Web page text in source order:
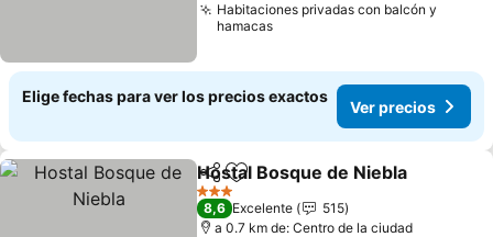
Habitaciones privadas con balcón y
hamacas
Elige fechas para ver los precios exactos
Ver precios
CompartirAgregar a favoritos
Hostal Bosque de Niebla
3 Estrellas
8,6 Excelente
515
a 0.7 km de: Centro de la ciudad